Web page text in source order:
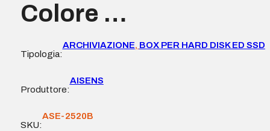
Colore …
Tipologia:
ARCHIVIAZIONE, BOX PER HARD DISK ED SSD
Produttore:
AISENS
SKU:
ASE-2520B